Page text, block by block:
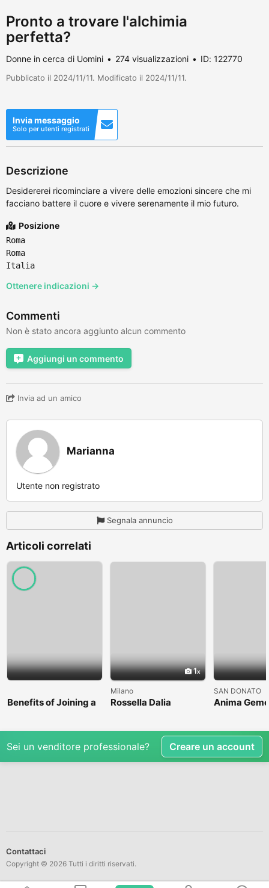
Pronto a trovare l'alchimia
perfetta?
Donne in cerca di Uomini 274 visualizzazioni ID: 122770
Pubblicato il 2024/11/11. Modificato il 2024/11/11.
Invia messaggio
Solo per utenti registrati
Descrizione
Desidererei ricominciare a vivere delle emozioni sincere che mi
facciano battere il cuore e vivere serenamente il mio futuro.
Posizione
Roma
Roma
Italia
Ottenere indicazioni →
Commenti
Non è stato ancora aggiunto alcun commento
Aggiungi un commento
Invia ad un amico
Marianna
Utente non registrato
Segnala annuncio
Articoli correlati
Benefits of Joining a
Professional Nasha
1
Milano
Rossella Dalia
SAN DONATO
Anima
Sei un venditore professionale? Creare un account
Contattaci
Copyright © 2026 Tutti i diritti riservati.